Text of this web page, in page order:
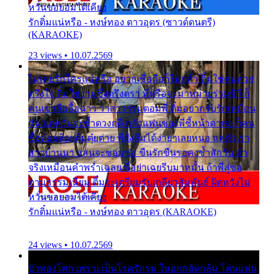
หวั่นขอยอมได้เคียง
รักติ๋มแน่หรือ - หงษ์ทอง ดาวอุดร (ซาวด์ดนตรี)
(KARAOKE)
23 views • 10.07.2569
ไม่เคยรักใครแน่หรือ อยากเชื่อถือก็ไม่กล้า ติ๋มใช่คนสวย
ตรึงใจ ติ๋มใช่งามซึ้งตรึงตรา พี่หรือจะมาหมายร่วมชีวี ก็
คนเขาลืออื้อฉาว ว่าสาวๆรุมตอมพี่ ติ๋มอยากรับรักเหมือน
กัน แต่หวั่นจะช้ำดวงฤดี กลัวแฟนของพี่ชี้หน้าด่าทอ ก็คน
ชื่อต๋อยต้อยตุ้มตุ๋ยต่าย พี่ยังลืมได้ง่ายๆเลยหนอ แค่ตัวเรา
สาวบ้านนา แสนจะซอมซ่อ ขืนรักขืนรอคงช้ำสักวัน ถ้า
จริงเหมือนคำพร่ำเฉลย พี่อย่าเฉยรีบมาหมั้น ถ้าพี่สู่ขอ
ตามธรรมเนียม ติ๋มจะเตรียมรับเกลียวสัมพันธ์ ผิดหวังไม่
หวั่นขอยอมได้เคียง
รักติ๋มแน่หรือ - หงษ์ทอง ดาวอุดร (KARAOKE)
24 views • 10.07.2569
บัวทองโศก เพราะเป็นโรครักรุม ในอกกลัดกลุ้ม โดนแฟน